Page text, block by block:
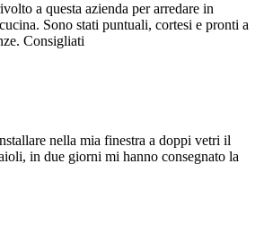
a questa azienda per arredare in
Sono stati puntuali, cortesi e pronti a
Consigliati
nella mia finestra a doppi vetri il
in due giorni mi hanno consegnato la